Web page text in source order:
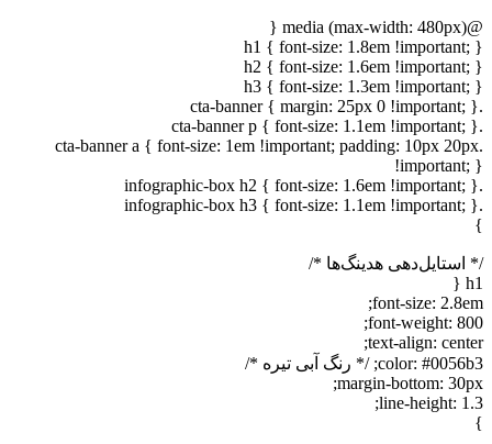
@media (max-width: 480px) {
h1 { font-size: 1.8em !important; }
h2 { font-size: 1.6em !important; }
h3 { font-size: 1.3em !important; }
.cta-banner { margin: 25px 0 !important; }
.cta-banner p { font-size: 1.1em !important; }
.cta-banner a { font-size: 1em !important; padding: 10px 20px
!important; }
.infographic-box h2 { font-size: 1.6em !important; }
.infographic-box h3 { font-size: 1.1em !important; }
}
/* استایل‌دهی هدینگ‌ها */
h1 {
font-size: 2.8em;
font-weight: 800;
text-align: center;
color: #0056b3; /* رنگ آبی تیره */
margin-bottom: 30px;
line-height: 1.3;
}